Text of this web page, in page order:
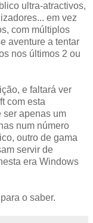
ultra-atractivos,
em vez
com múltiplos
aventure a tentar
nos últimos 2 ou
e faltará ver
com esta
ser apenas um
num número
outro de gama
servir de
era Windows
o saber.